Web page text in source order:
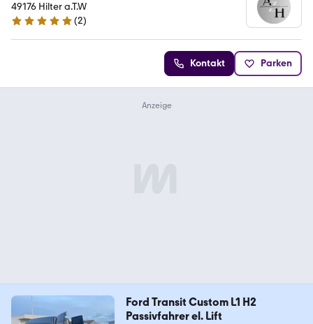
49176 Hilter a.T.W
4.8 Sterne
(2)
Kontakt Parken
Ford Transit Custom L1 H2
Passivfahrer el. Lift